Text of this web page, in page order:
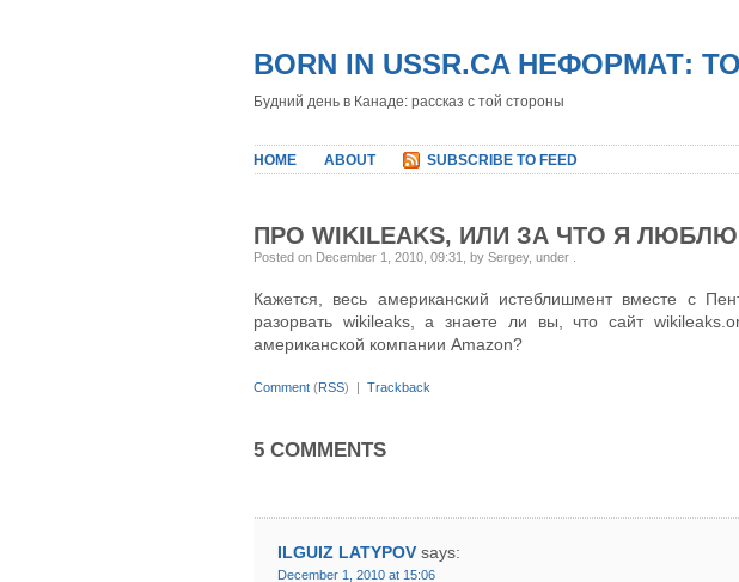
BORN IN USSR.CA
Будний день в Канаде: рассказ с той стороны
HOME ABOUT SUBSCRIBE TO FEED
ПРО WIKILEAKS, ИЛИ ЗА ЧТО Я
Posted on December 1, 2010, 09:31, by Sergey, under
Кажется, весь американский истеблишмент вместе с
разорвать wikileaks, а знаете ли вы, что сайт
американской компании Amazon?
Comment (RSS) | Trackback
5 COMMENTS
ILGUIZ LATYPOV says:
December 1, 2010 at 15:06